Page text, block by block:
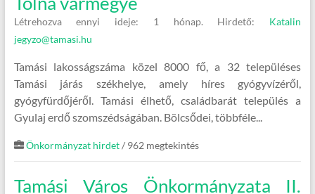
Létrehozva ennyi ideje: 1 hónap. Hirdető: Katalin
jegyzo@tamasi.hu
Tamási lakosságszáma közel 8000 fő, a 32 településes
Tamási járás székhelye, amely híres gyógyvízéről,
gyógyfürdőjéről. Tamási élhető, családbarát település a
Gyulaj erdő szomszédságában. Bölcsődei, többféle...
Önkormányzat hirdet/ 962 megtekintés
Tamási Város Önkormányzata II.